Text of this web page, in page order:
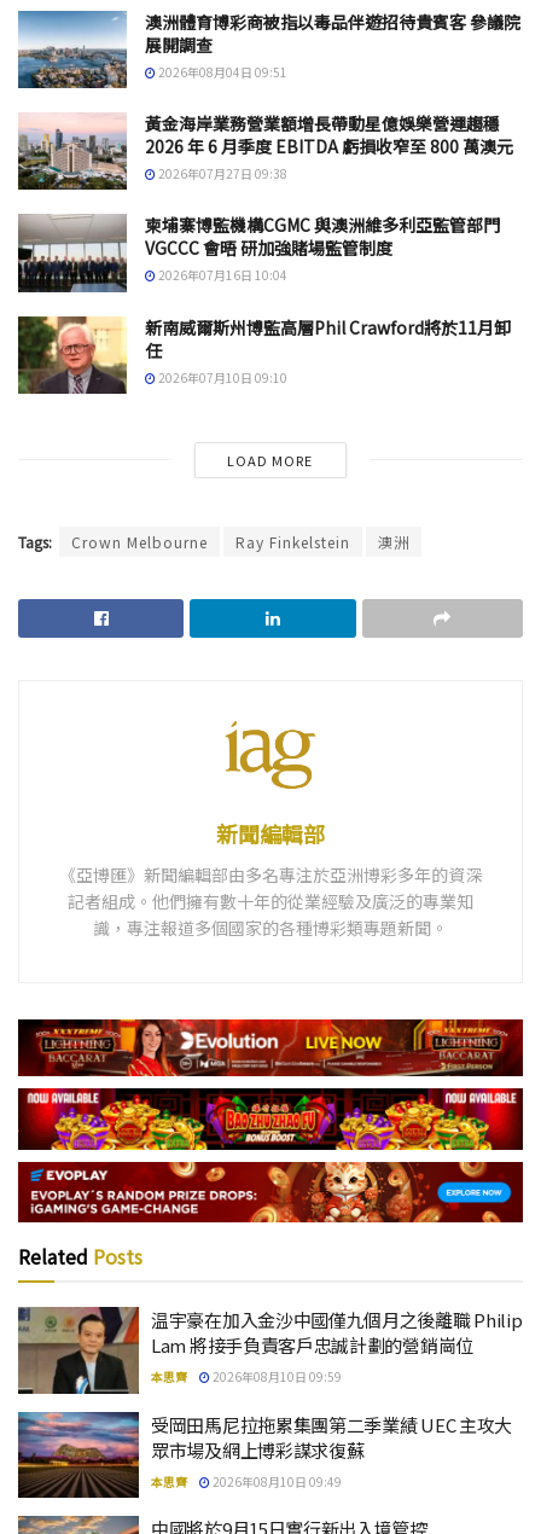
澳洲體育博彩商被指以毒品伴遊招待貴賓客 參議院
展開調查
2026年08月04日 09:51
黃金海岸業務營業額增長帶動星億娛樂營運趨穩
2026 年 6 月季度 EBITDA 虧損收窄至 800 萬澳元
2026年07月27日 09:38
柬埔寨博監機構CGMC 與澳洲維多利亞監管部門
VGCCC 會晤 研加強賭場監管制度
2026年07月16日 10:04
新南威爾斯州博監高層Phil Crawford將於11月卸
任
2026年07月10日 09:10
LOAD MORE
Tags: Crown Melbourne Ray Finkelstein 澳洲
新聞編輯部
《亞博匯》新聞編輯部由多名專注於亞洲博彩多年的資深
記者組成。他們擁有數十年的從業經驗及廣泛的專業知
識，專注報道多個國家的各種博彩類專題新聞。
Related Posts
温宇豪在加入金沙中國僅九個月之後離職 Philip
Lam 將接手負責客戶忠誠計劃的營銷崗位
本思齊 2026年08月10日 09:59
受岡田馬尼拉拖累集團第二季業績 UEC 主攻大
眾市場及網上博彩謀求復蘇
本思齊 2026年08月10日 09:49
中國將於9月15日實行新出入境管控